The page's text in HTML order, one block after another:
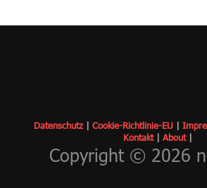
Datenschutz | Cookie-Richtlinie-EU |
Kontakt| About|
Copyright © 2026